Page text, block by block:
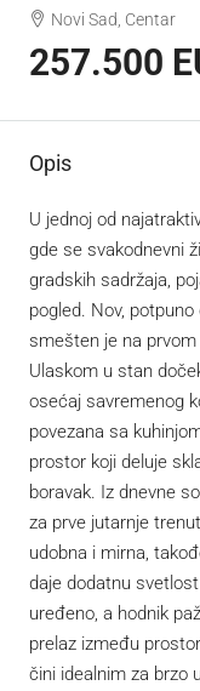
Novi Sad, Centar
257.500
Opis
U jednoj od
gde se svakodnevni
gradskih sadržaja,
pogled. Nov,
smešten je na
Ulaskom u stan
osećaj savremenog
povezana sa
prostor koji deluje
boravak. Iz dnevne
za prve jutarnje
udobna i mirna,
daje dodatnu
uređeno, a hodnik
prelaz između
čini idealnim za brzo